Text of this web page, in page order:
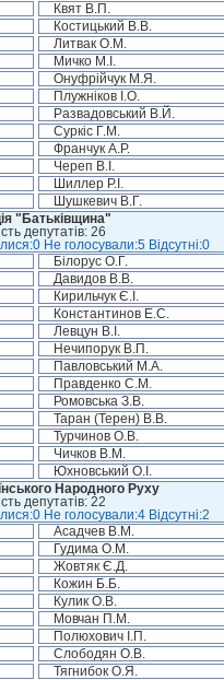
Квят В.П.
Костицький В.В.
Литвак О.М.
Мичко М.І.
Онуфрійчук М.Я.
Плужніков І.О.
Развадовський В.Й.
Суркіс Г.М.
Франчук А.Р.
Череп В.І.
Шиллер Р.І.
Шушкевич В.Г.
"Батьківщина"
депутатів: 26
Не голосували:5 Відсутні:0
Білорус О.Г.
Давидов В.В.
Кирильчук Є.І.
Константинов Е.С.
Левцун В.І.
Нечипорук В.П.
Павловський М.А.
Правденко С.М.
Ромовська З.В.
Таран (Терен) В.В.
Турчинов О.В.
Чичков В.М.
Юхновський О.І.
Народного Руху
депутатів: 22
Не голосували:4 Відсутні:2
Асадчев В.М.
Гудима О.М.
Жовтяк Є.Д.
Кожин Б.Б.
Кулик О.В.
Мовчан П.М.
Полюхович І.П.
Слободян О.В.
Тягнибок О.Я.